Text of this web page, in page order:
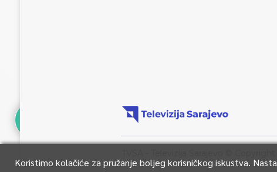
Koristimo kolačiće za pružanje boljeg korisničkog iskustva.